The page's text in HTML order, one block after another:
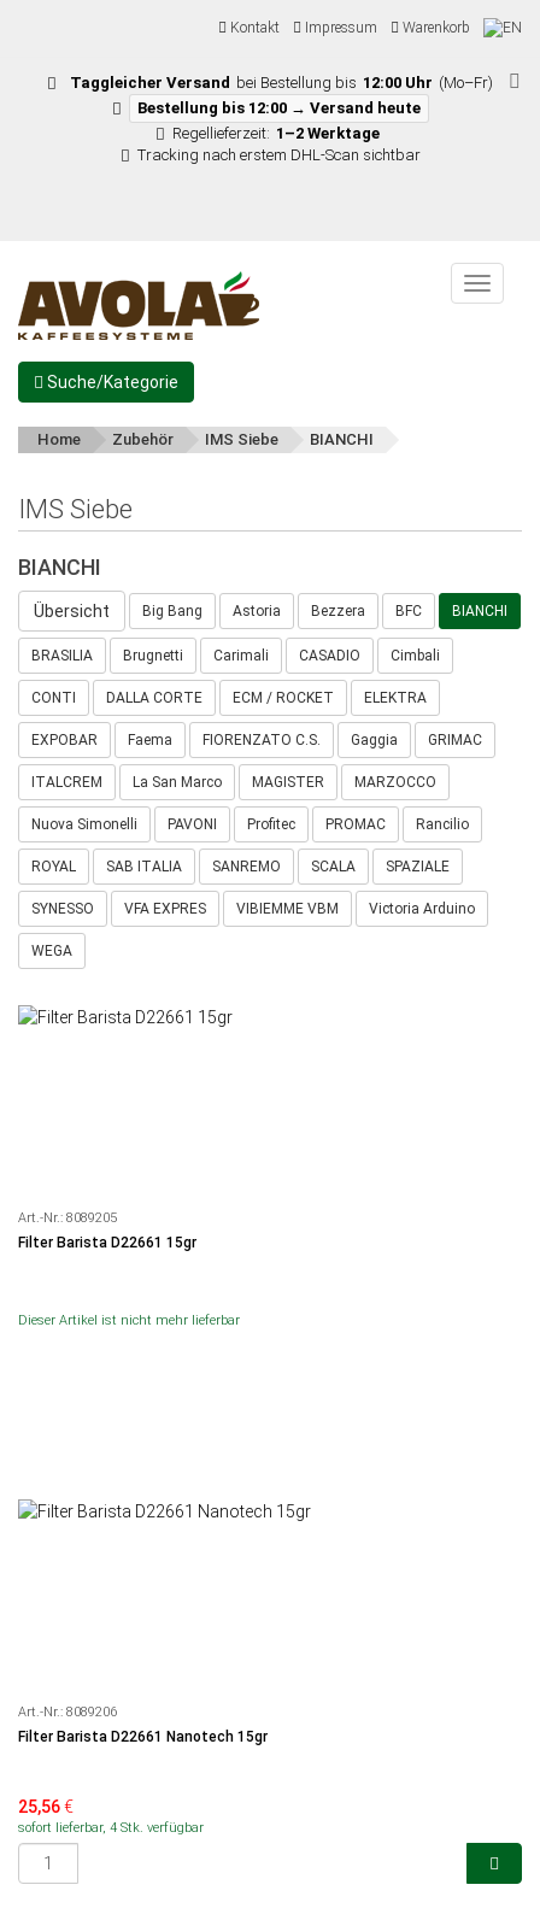
Kontakt Impressum Warenkorb
Taggleicher Versand bei Bestellung bis 12:00 Uhr (Mo–Fr)
Bestellung bis 12:00 → Versand heute
Regellieferzeit: 1–2 Werktage
Tracking nach erstem DHL-Scan sichtbar
Menu
Suche/Kategorie
Home Zubehör IMS Siebe BIANCHI
IMS Siebe
BIANCHI
Übersicht Big Bang Astoria Bezzera BFC BIANCHI
BRASILIA Brugnetti Carimali CASADIO Cimbali
CONTI DALLA CORTE ECM / ROCKET ELEKTRA
EXPOBAR Faema FIORENZATO C.S. Gaggia GRIMAC
ITALCREM La San Marco MAGISTER MARZOCCO
Nuova Simonelli PAVONI Profitec PROMAC Rancilio
ROYAL SAB ITALIA SANREMO SCALA SPAZIALE
SYNESSO VFA EXPRES VIBIEMME VBM Victoria Arduino
WEGA
Art.-Nr.: 8089205
Filter Barista D22661 15gr
Dieser Artikel ist nicht mehr lieferbar
Art.-Nr.: 8089206
Filter Barista D22661 Nanotech 15gr
25,56€
sofort lieferbar, 4 Stk. verfügbar